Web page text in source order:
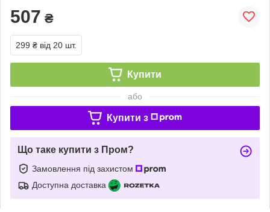
507 ₴
299 ₴ від 20 шт.
Купити
або
Купити з
Що таке купити з Пром?
Замовлення під захистом
Доступна доставка